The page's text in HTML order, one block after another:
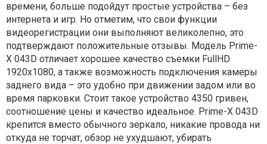
времени, больше подойдут простые устройства – без
интернета и игр. Но отметим, что свои функции
видеорегистрации они выполняют великолепно, это
подтверждают положительные отзывы. Модель Prime-
X 043D отличает хорошее качество съемки FullHD
1920х1080, а также возможность подключения камеры
заднего вида – это удобно при движении задом или во
время парковки. Стоит такое устройство 4350 гривен,
соотношение цены и качество идеальное. Prime-X 043D
крепится вместо обычного зеркало, никакие провода ни
откуда не торчат, обзор не ухудшают, убирать